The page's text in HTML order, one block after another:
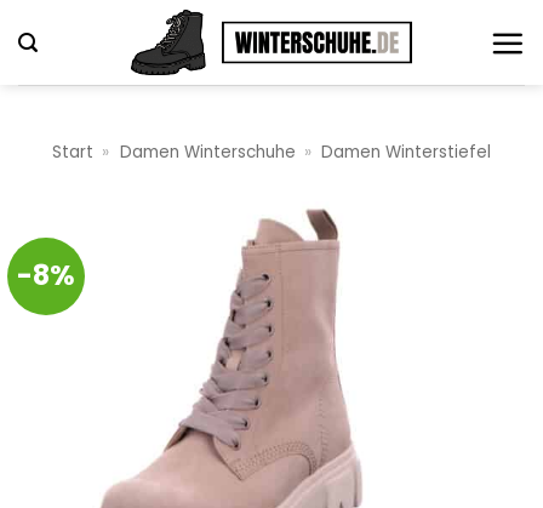
Inhalt
springen
Start » Damen Winterschuhe » Damen Winterstiefel
-8%